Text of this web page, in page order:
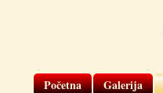
Početna Galerija